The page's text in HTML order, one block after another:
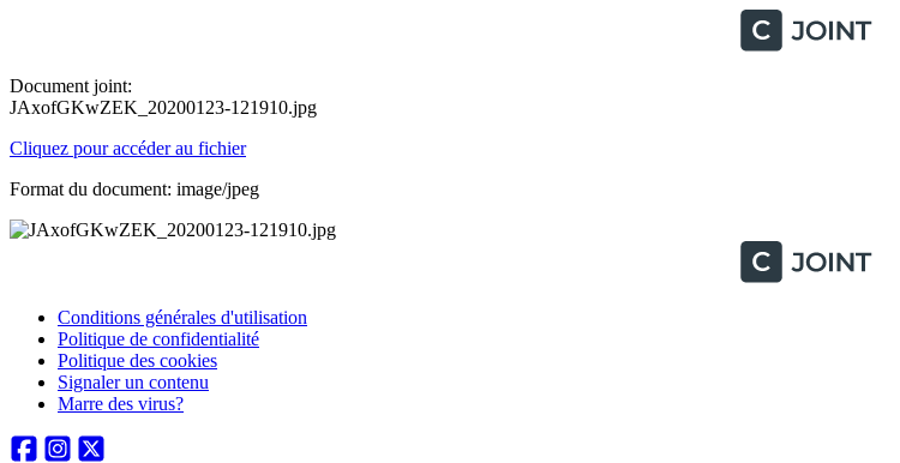
Document joint:
JAxofGKwZEK_20200123-121910.jpg
Cliquez pour accéder au fichier
Format du document: image/jpeg
Conditions générales d'utilisation
Politique de confidentialité
Politique des cookies
Signaler un contenu
Marre des virus?